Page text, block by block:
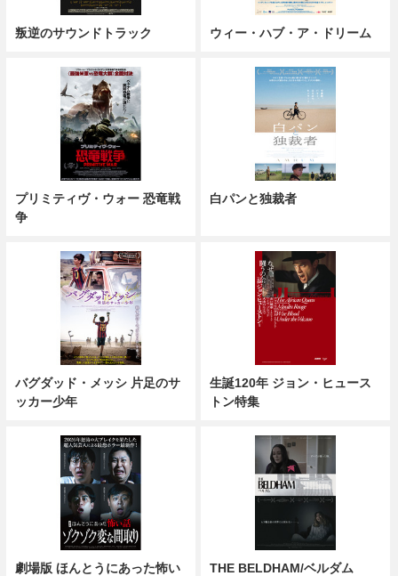
叛逆のサウンドトラック ウィー・ハブ・ア・ドリーム
プリミティヴ・ウォー 恐竜戦
争
白パンと独裁者
バグダッド・メッシ 片足のサ
ッカー少年
生誕120年 ジョン・ヒュース
トン特集
劇場版 ほんとうにあった怖い
THE BELDHAM/ベルダム